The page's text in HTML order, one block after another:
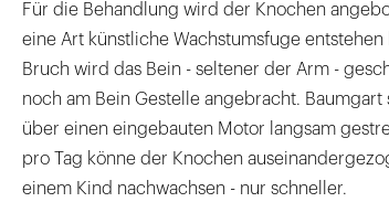
Für die Behandlung wird der Knochen
eine Art künstliche Wachstumsfuge
Bruch wird das Bein - seltener der Arm -
noch am Bein Gestelle angebracht.
über einen eingebauten Motor langsam
pro Tag könne der Knochen
einem Kind nachwachsen - nur schneller.